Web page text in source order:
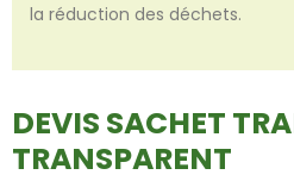
la réduction des déchets.
DEVIS SACHET
TRANSPARENT